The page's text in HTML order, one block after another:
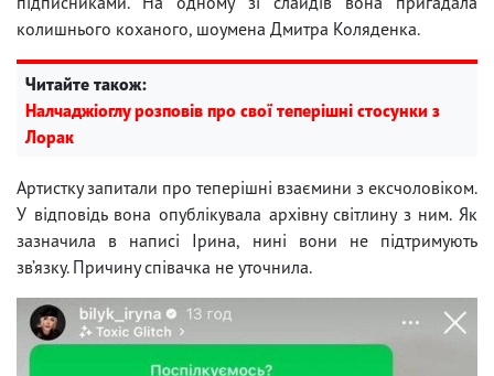
колишнього коханого, шоумена Дмитра Коляденка.
Читайте також:
Налчаджіоглу розповів про свої теперішні стосунки з
Лорак
Артистку запитали про теперішні взаємини з ексчоловіком.
У відповідь вона опублікувала архівну світлину з ним. Як
зазначила в написі Ірина, нині вони не підтримують
зв’язку. Причину співачка не уточнила.